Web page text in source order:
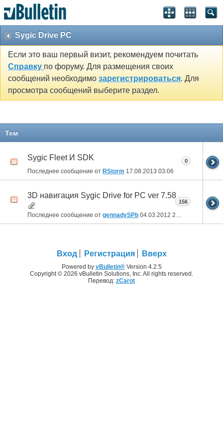
Sygic Drive PC
Если это ваш первый визит, рекомендуем почитать
Справку по форуму. Для размещения своих
сообщений необходимо зарегистрироваться. Для
просмотра сообщений выберите раздел.
Тем
Sygic Fleet И SDK
Последнее сообщение от RStorm 17.08.2013 03:06
0
3D навигация Sygic Drive for PC ver 7.58
Последнее сообщение от gennadySPb 04.03.2012 20:20
156
Вход Регистрация Вверх
Powered by vBulletin®Version 4.2.5
Copyright © 2026 vBulletin Solutions, Inc. All rights reserved.
Перевод: zCarot